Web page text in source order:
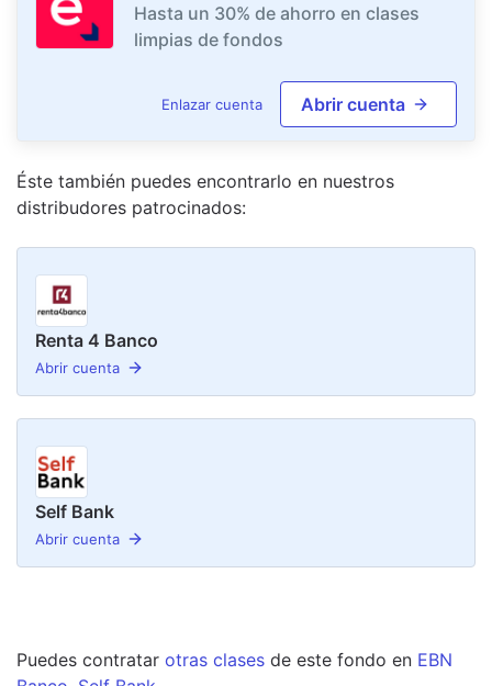
Hasta un 30% de ahorro en clases
limpias de fondos
Enlazar cuenta Abrir cuenta
Éste también puedes encontrarlo en nuestros
distribudores patrocinados:
Renta 4 Banco
Abrir cuenta
Self Bank
Abrir cuenta
Puedes contratar otras clases de este fondo en EBN